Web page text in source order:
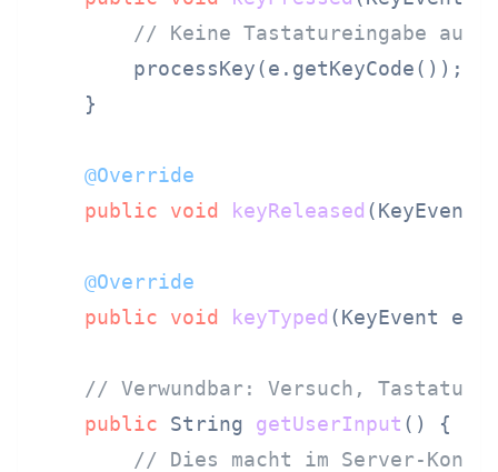
// Keine Tastatureingabe auf
        processKey(e.getKeyCode());
    }
@Override
public
void keyReleased (KeyEvent
@Override
public
void keyTyped (KeyEvent e)
// Verwundbar: Versuch,
public String getUserInput ()
{
// Dies macht im Server-